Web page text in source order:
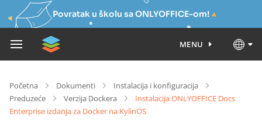
Povratak u školu sa ONLYOFFICE-om!
MENU
Početna Dokumenti
Instalacija i konfiguracija
Preduzeće
Verzija Dockera
Instalacija ONLYOFFICE Docs
Enterprise izdanja za Docker na KylinOS